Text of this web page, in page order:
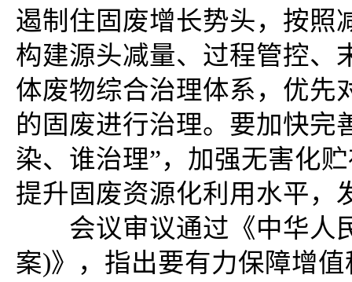
遏制住固废增长势头，按照
构建源头减量、过程管控、
体废物综合治理体系，优先
的固废进行治理。要加快完
染、谁治理”，加强无害化
提升固废资源化利用水平，
会议审议通过《中华人
案)》，指出要有力保障增